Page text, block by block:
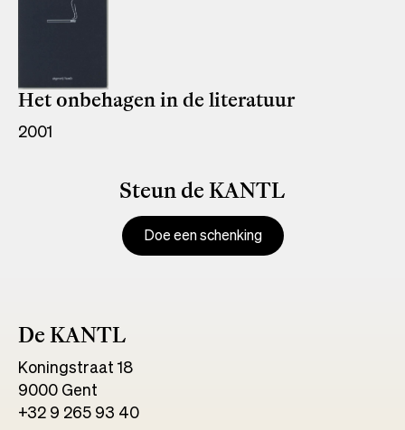
Het onbehagen in de literatuur
2001
Steun de KANTL
Doe een schenking
De KANTL
Koningstraat 18
9000 Gent
+32 9 265 93 40